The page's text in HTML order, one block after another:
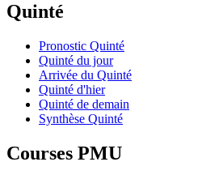
Quinté
Pronostic Quinté
Quinté du jour
Arrivée du Quinté
Quinté d'hier
Quinté de demain
Synthèse Quinté
Courses PMU